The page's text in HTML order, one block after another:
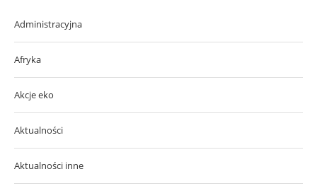
Administracyjna
Afryka
Akcje eko
Aktualności
Aktualności inne